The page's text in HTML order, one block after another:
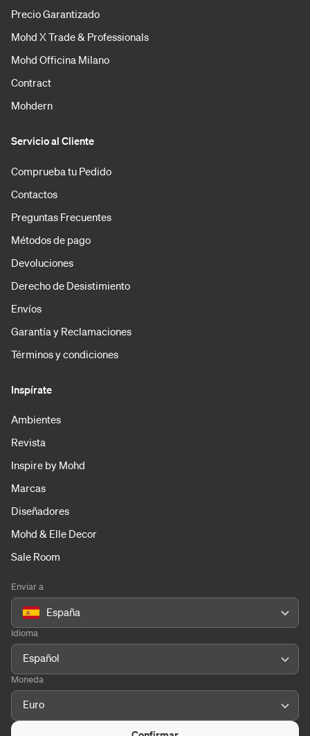
Precio Garantizado
Mohd X Trade & Professionals
Mohd Officina Milano
Contract
Mohdern
Servicio al Cliente
Comprueba tu Pedido
Contactos
Preguntas Frecuentes
Métodos de pago
Devoluciones
Derecho de Desistimiento
Envíos
Garantía y Reclamaciones
Términos y condiciones
Inspírate
Ambientes
Revista
Inspire by Mohd
Marcas
Diseñadores
Mohd & Elle Decor
Sale Room
Enviar a
España
Idioma
Español
Moneda
Euro